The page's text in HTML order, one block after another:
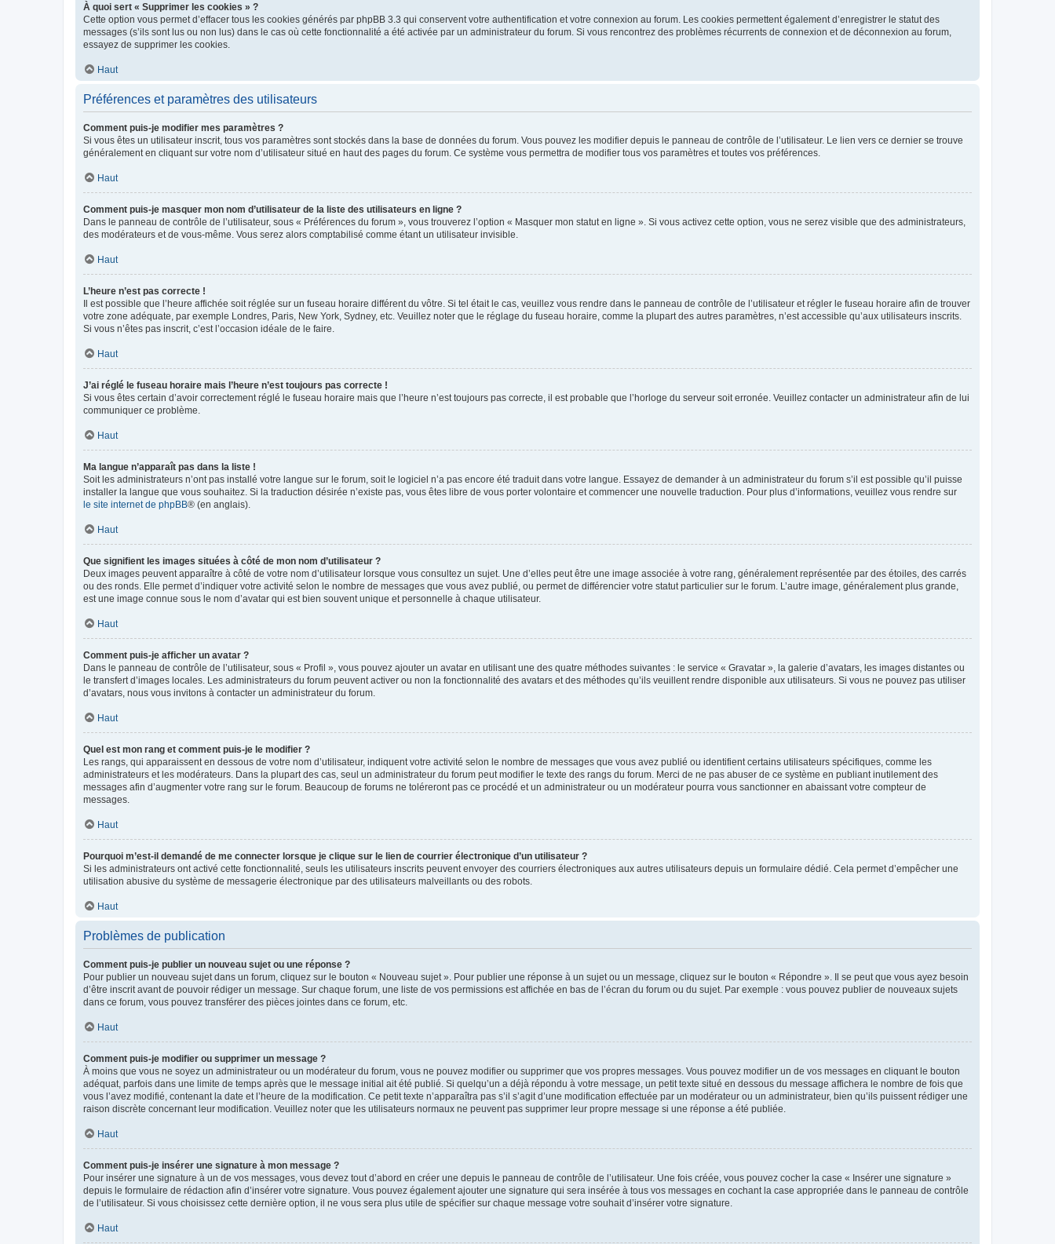
À quoi sert « Supprimer les cookies » ?
Cette option vous permet d’effacer tous les cookies générés par phpBB 3.3 qui conservent votre authentification et votre connexion au forum. Les cookies permettent également d’enregistrer le statut des
messages (s’ils sont lus ou non lus) dans le cas où cette fonctionnalité a été activée par un administrateur du forum. Si vous rencontrez des problèmes récurrents de connexion et de déconnexion au forum,
essayez de supprimer les cookies.
Haut
Préférences et paramètres des utilisateurs
Comment puis-je modifier mes paramètres ?
Si vous êtes un utilisateur inscrit, tous vos paramètres sont stockés dans la base de données du forum. Vous pouvez les modifier depuis le panneau de contrôle de l’utilisateur. Le lien vers ce dernier se trouve
généralement en cliquant sur votre nom d’utilisateur situé en haut des pages du forum. Ce système vous permettra de modifier tous vos paramètres et toutes vos préférences.
Haut
Comment puis-je masquer mon nom d’utilisateur de la liste des utilisateurs en ligne ?
Dans le panneau de contrôle de l’utilisateur, sous « Préférences du forum », vous trouverez l’option « Masquer mon statut en ligne ». Si vous activez cette option, vous ne serez visible que des administrateurs,
des modérateurs et de vous-même. Vous serez alors comptabilisé comme étant un utilisateur invisible.
Haut
L’heure n’est pas correcte !
Il est possible que l’heure affichée soit réglée sur un fuseau horaire différent du vôtre. Si tel était le cas, veuillez vous rendre dans le panneau de contrôle de l’utilisateur et régler le fuseau horaire afin de trouver
votre zone adéquate, par exemple Londres, Paris, New York, Sydney, etc. Veuillez noter que le réglage du fuseau horaire, comme la plupart des autres paramètres, n’est accessible qu’aux utilisateurs inscrits.
Si vous n’êtes pas inscrit, c’est l’occasion idéale de le faire.
Haut
J’ai réglé le fuseau horaire mais l’heure n’est toujours pas correcte !
Si vous êtes certain d’avoir correctement réglé le fuseau horaire mais que l’heure n’est toujours pas correcte, il est probable que l’horloge du serveur soit erronée. Veuillez contacter un administrateur afin de lui
communiquer ce problème.
Haut
Ma langue n’apparaît pas dans la liste !
Soit les administrateurs n’ont pas installé votre langue sur le forum, soit le logiciel n’a pas encore été traduit dans votre langue. Essayez de demander à un administrateur du forum s’il est possible qu’il puisse
installer la langue que vous souhaitez. Si la traduction désirée n’existe pas, vous êtes libre de vous porter volontaire et commencer une nouvelle traduction. Pour plus d’informations, veuillez vous rendre sur
le site internet de phpBB® (en anglais).
Haut
Que signifient les images situées à côté de mon nom d’utilisateur ?
Deux images peuvent apparaître à côté de votre nom d’utilisateur lorsque vous consultez un sujet. Une d’elles peut être une image associée à votre rang, généralement représentée par des étoiles, des carrés
ou des ronds. Elle permet d’indiquer votre activité selon le nombre de messages que vous avez publié, ou permet de différencier votre statut particulier sur le forum. L’autre image, généralement plus grande,
est une image connue sous le nom d’avatar qui est bien souvent unique et personnelle à chaque utilisateur.
Haut
Comment puis-je afficher un avatar ?
Dans le panneau de contrôle de l’utilisateur, sous « Profil », vous pouvez ajouter un avatar en utilisant une des quatre méthodes suivantes : le service « Gravatar », la galerie d’avatars, les images distantes ou
le transfert d’images locales. Les administrateurs du forum peuvent activer ou non la fonctionnalité des avatars et des méthodes qu’ils veuillent rendre disponible aux utilisateurs. Si vous ne pouvez pas utiliser
d’avatars, nous vous invitons à contacter un administrateur du forum.
Haut
Quel est mon rang et comment puis-je le modifier ?
Les rangs, qui apparaissent en dessous de votre nom d’utilisateur, indiquent votre activité selon le nombre de messages que vous avez publié ou identifient certains utilisateurs spécifiques, comme les
administrateurs et les modérateurs. Dans la plupart des cas, seul un administrateur du forum peut modifier le texte des rangs du forum. Merci de ne pas abuser de ce système en publiant inutilement des
messages afin d’augmenter votre rang sur le forum. Beaucoup de forums ne toléreront pas ce procédé et un administrateur ou un modérateur pourra vous sanctionner en abaissant votre compteur de
messages.
Haut
Pourquoi m’est-il demandé de me connecter lorsque je clique sur le lien de courrier électronique d’un utilisateur ?
Si les administrateurs ont activé cette fonctionnalité, seuls les utilisateurs inscrits peuvent envoyer des courriers électroniques aux autres utilisateurs depuis un formulaire dédié. Cela permet d’empêcher une
utilisation abusive du système de messagerie électronique par des utilisateurs malveillants ou des robots.
Haut
Problèmes de publication
Comment puis-je publier un nouveau sujet ou une réponse ?
Pour publier un nouveau sujet dans un forum, cliquez sur le bouton « Nouveau sujet ». Pour publier une réponse à un sujet ou un message, cliquez sur le bouton « Répondre ». Il se peut que vous ayez besoin
d’être inscrit avant de pouvoir rédiger un message. Sur chaque forum, une liste de vos permissions est affichée en bas de l’écran du forum ou du sujet. Par exemple : vous pouvez publier de nouveaux sujets
dans ce forum, vous pouvez transférer des pièces jointes dans ce forum, etc.
Haut
Comment puis-je modifier ou supprimer un message ?
À moins que vous ne soyez un administrateur ou un modérateur du forum, vous ne pouvez modifier ou supprimer que vos propres messages. Vous pouvez modifier un de vos messages en cliquant le bouton
adéquat, parfois dans une limite de temps après que le message initial ait été publié. Si quelqu’un a déjà répondu à votre message, un petit texte situé en dessous du message affichera le nombre de fois que
vous l’avez modifié, contenant la date et l’heure de la modification. Ce petit texte n’apparaîtra pas s’il s’agit d’une modification effectuée par un modérateur ou un administrateur, bien qu’ils puissent rédiger une
raison discrète concernant leur modification. Veuillez noter que les utilisateurs normaux ne peuvent pas supprimer leur propre message si une réponse a été publiée.
Haut
Comment puis-je insérer une signature à mon message ?
Pour insérer une signature à un de vos messages, vous devez tout d’abord en créer une depuis le panneau de contrôle de l’utilisateur. Une fois créée, vous pouvez cocher la case « Insérer une signature »
depuis le formulaire de rédaction afin d’insérer votre signature. Vous pouvez également ajouter une signature qui sera insérée à tous vos messages en cochant la case appropriée dans le panneau de contrôle
de l’utilisateur. Si vous choisissez cette dernière option, il ne vous sera plus utile de spécifier sur chaque message votre souhait d’insérer votre signature.
Haut